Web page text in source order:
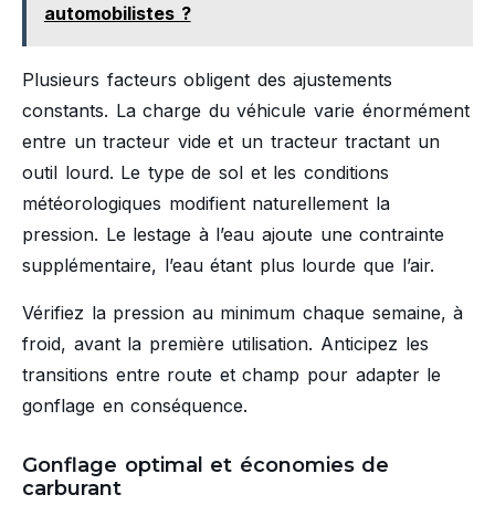
automobilistes ?
Plusieurs facteurs obligent des ajustements
constants. La charge du véhicule varie énormément
entre un tracteur vide et un tracteur tractant un
outil lourd. Le type de sol et les conditions
météorologiques modifient naturellement la
pression. Le lestage à l’eau ajoute une contrainte
supplémentaire, l’eau étant plus lourde que l’air.
Vérifiez la pression au minimum chaque semaine, à
froid, avant la première utilisation. Anticipez les
transitions entre route et champ pour adapter le
gonflage en conséquence.
Gonflage optimal et économies de
carburant